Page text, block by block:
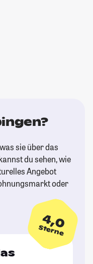
sie über das
du sehen, wie
Angebot
oder
4,0
Sterne